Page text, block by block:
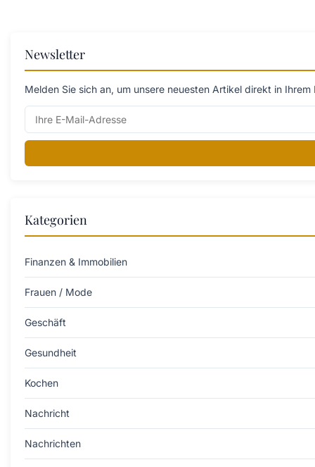
Newsletter
Melden Sie sich an, um unsere neuesten Artikel direkt in
Kategorien
Finanzen & Immobilien
Frauen / Mode
Geschäft
Gesundheit
Kochen
Nachricht
Nachrichten